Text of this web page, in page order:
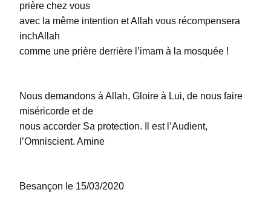
prière chez vous
avec la même intention et Allah vous récompensera
inchAllah
comme une prière derrière l’imam à la mosquée !
Nous demandons à Allah, Gloire à Lui, de nous faire
miséricorde et de
nous accorder Sa protection. Il est l’Audient,
l’Omniscient. Amine
Besançon le 15/03/2020